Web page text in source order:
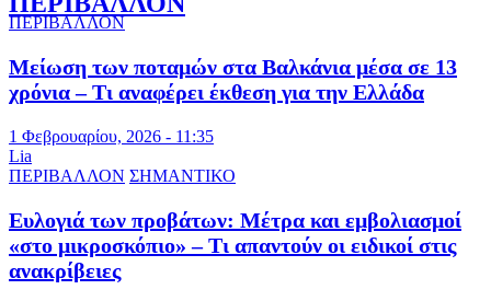
ΠΕΡΙΒΑΛΛΟΝ
Μείωση των ποταμών στα Βαλκάνια μέσα σε 13
χρόνια – Τι αναφέρει έκθεση για την Ελλάδα
1 Φεβρουαρίου, 2026 - 11:35
Lia
ΠΕΡΙΒΑΛΛΟΝ ΣΗΜΑΝΤΙΚΟ
Ευλογιά των προβάτων: Μέτρα και εμβολιασμοί
«στο μικροσκόπιο» – Τι απαντούν οι ειδικοί στις
ανακρίβειες